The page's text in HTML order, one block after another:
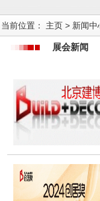
当前位置： 主页 > 新闻中
展会新闻